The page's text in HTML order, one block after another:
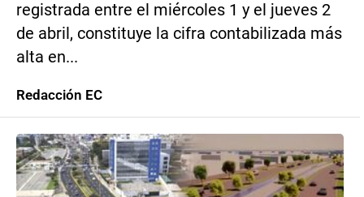
registrada entre el miércoles 1 y el jueves 2
de abril, constituye la cifra contabilizada más
alta en...
Redacción EC